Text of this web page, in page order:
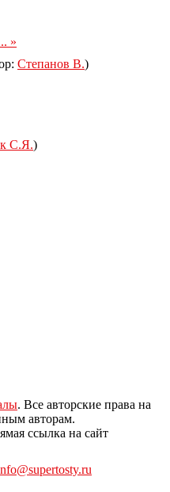
»
Степанов В.)
С.Я.)
. Все авторские права на
авторам.
ссылка на сайт